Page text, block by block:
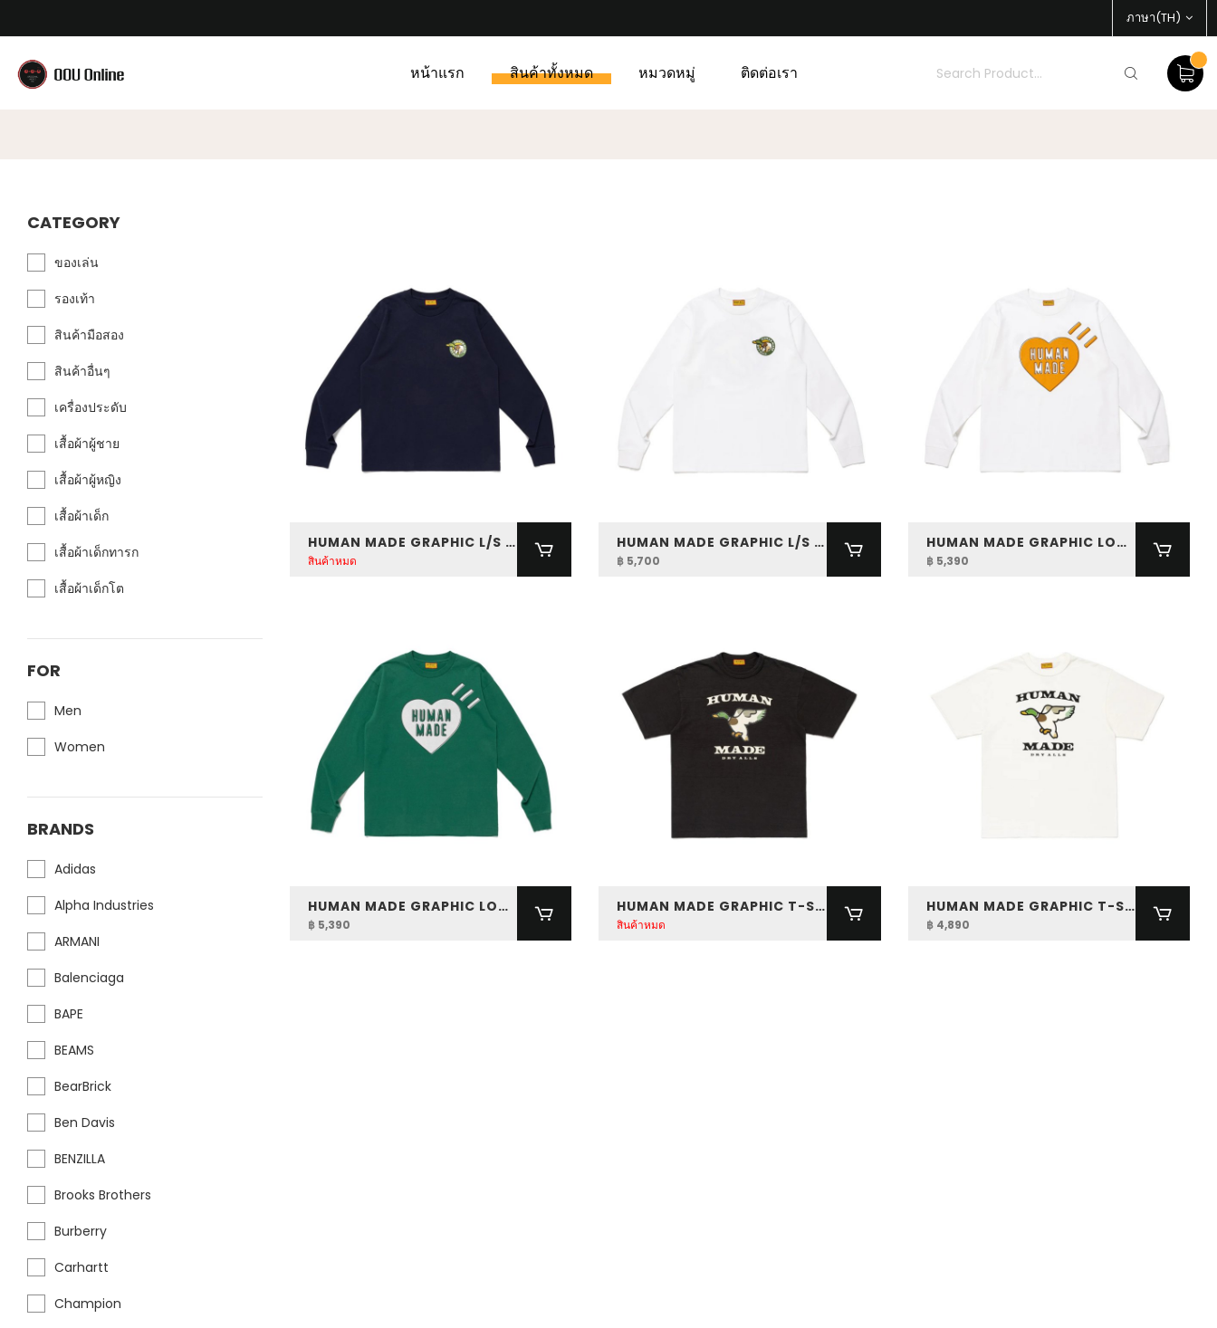
ภาษา(TH)
หน้าแรก สินค้าทั้งหมด หมวดหมู่ ติดต่อเรา
HUMAN MADE GRAPHIC L/S T-SHIRT
สินค้าหมด
HUMAN MADE GRAPHIC L/S T-SHIRT
฿ 5,700
HUMAN MADE GRAPHIC LONG SLEEVE T-SHIRT
฿ 5,390
HUMAN MADE GRAPHIC LONG SLEEVE T-SHIRT
฿ 5,390
HUMAN MADE GRAPHIC T-SHIRT
สินค้าหมด
HUMAN MADE GRAPHIC T-SHIRT
฿ 4,890
CATEGORY
ของเล่น
รองเท้า
สินค้ามือสอง
สินค้าอื่นๆ
เครื่องประดับ
เสื้อผ้าผู้ชาย
เสื้อผ้าผู้หญิง
เสื้อผ้าเด็ก
เสื้อผ้าเด็กทารก
เสื้อผ้าเด็กโต
FOR
Men
Women
BRANDS
Adidas
Alpha Industries
ARMANI
Balenciaga
BAPE
BEAMS
BearBrick
Ben Davis
BENZILLA
Brooks Brothers
Burberry
Carhartt
Champion